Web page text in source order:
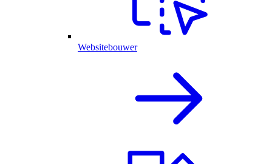
Websitebouwer